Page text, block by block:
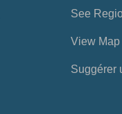
See
View Map
Suggérer